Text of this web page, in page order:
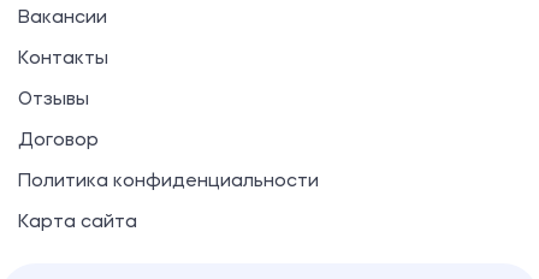
Вакансии
Контакты
Отзывы
Договор
Политика конфиденциальности
Карта сайта